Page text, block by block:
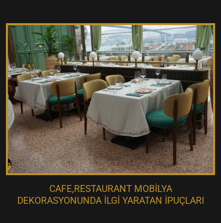
CAFE,RESTAURANT MOBILYA
DEKORASYONUNDA İLGI YARATAN İPUÇLARI